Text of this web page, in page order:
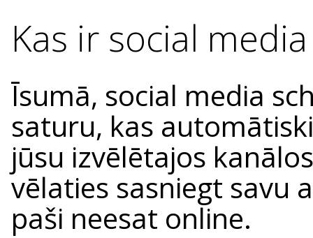
Kas ir social
Īsumā, social media
saturu, kas
jūsu izvēlētajos
vēlaties sasniegt savu
paši neesat online.